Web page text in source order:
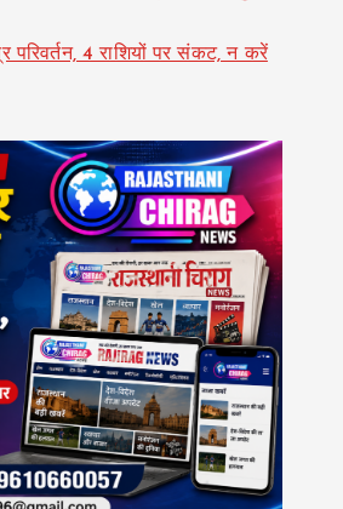
परिवर्तन, 4 राशियों पर संकट, न करें